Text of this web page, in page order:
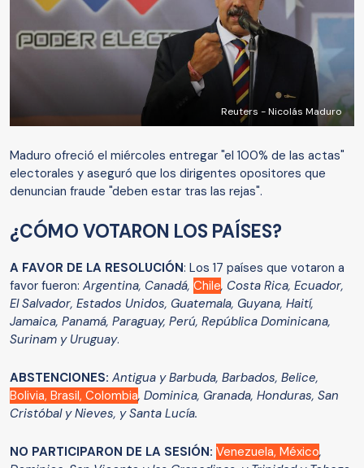
Reuters - Nicolás Maduro
Maduro ofreció el miércoles entregar "el 100% de las actas"
electorales y aseguró que los dirigentes opositores que
denuncian fraude "deben estar tras las rejas".
¿CÓMO VOTARON LOS PAÍSES?
A FAVOR DE LA RESOLUCIÓN: Los 17 países que votaron a
favor fueron: Argentina, Canadá, Chile, Costa Rica, Ecuador,
El Salvador, Estados Unidos, Guatemala, Guyana, Haití,
Jamaica, Panamá, Paraguay, Perú, República Dominicana,
Surinam y Uruguay.
ABSTENCIONES: Antigua y Barbuda, Barbados, Belice,
Bolivia, Brasil, Colombia, Dominica, Granada, Honduras, San
Cristóbal y Nieves, y Santa Lucía.
NO PARTICIPARON DE LA SESIÓN: Venezuela, México,